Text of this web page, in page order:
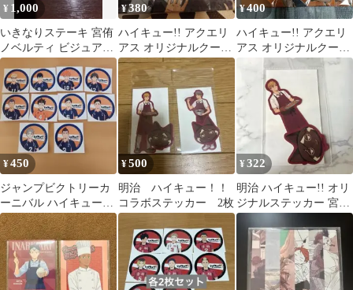
¥ 1,000
いきなりステーキ 宮侑
ノベルティ ビジュアル
カード
¥380
ハイキュー!! アクエリ
アス オリジナルクール
タオル 木兎光太郎
¥400
ハイキュー!! アクエリ
アス オリジナルクール
タオル 影山飛雄
¥450
ジャンプビクトリーカ
ーニバル ハイキュー!!
ノベルティ
¥500
明治 ハイキュー！！
コラボステッカー 2枚
¥322
明治 ハイキュー!! オリ
ジナルステッカー 宮侑
非売品 ノベルティ